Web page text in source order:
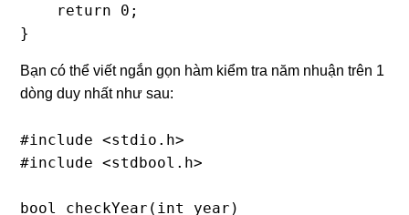
    return 0;
}
Bạn có thể viết ngắn gọn hàm kiểm tra năm nhuận trên 1
dòng duy nhất như sau:
#include <stdio.h>
#include <stdbool.h>
bool checkYear(int year)